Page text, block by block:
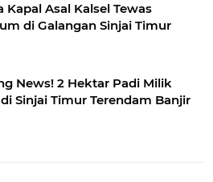
Kapal Asal Kalsel Tewas
di Galangan Sinjai Timur
Hektar Padi Milik
Sinjai Timur Terendam Banjir